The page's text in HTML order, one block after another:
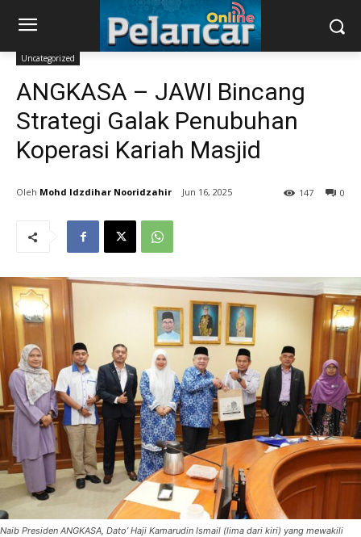
Uncategorized
ANGKASA – JAWI Bincang
Strategi Galak Penubuhan
Koperasi Kariah Masjid
Mohd Idzdihar Nooridzahir Jun 16, 2025 0
147
Naib Presiden ANGKASA, Dato’ Haji Kamarudin Ismail (lima dari kiri) yang mewakili